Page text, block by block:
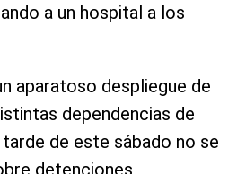
a un hospital a los
aparatoso despliegue de
dependencias de
de este sábado no se